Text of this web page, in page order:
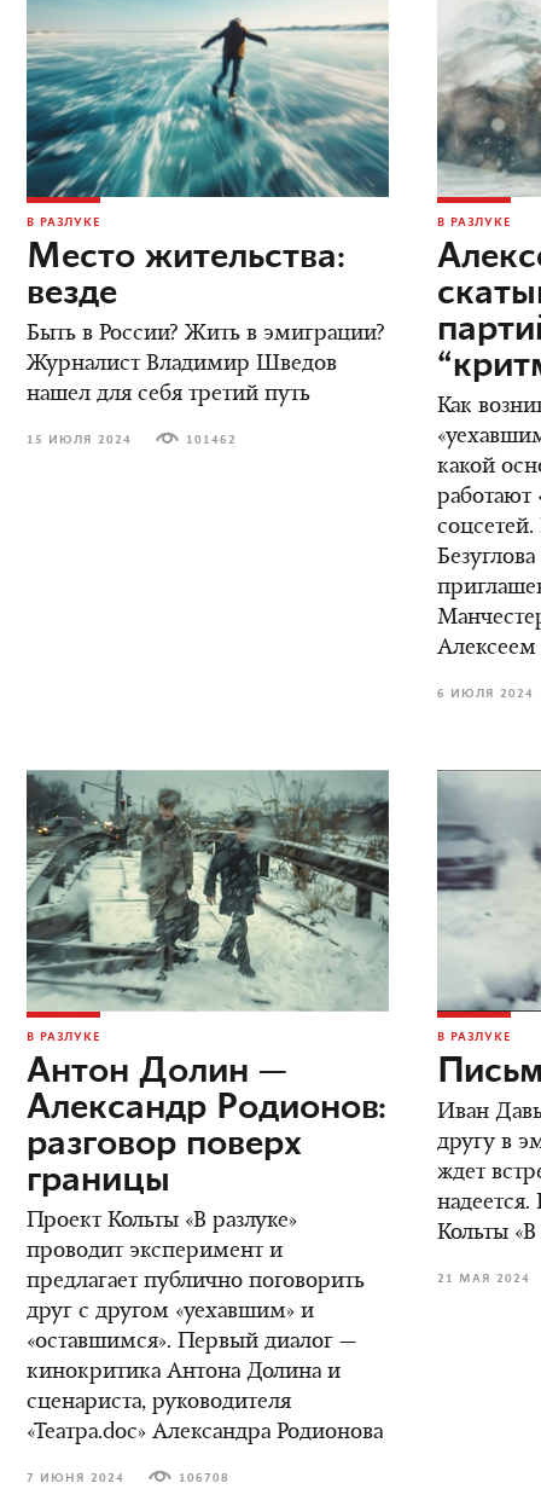
В РАЗЛУКЕ
Место жительства:
везде
Быть в России? Жить в эмиграции?
Журналист Владимир Шведов
нашел для себя третий путь
15 ИЮЛЯ 2024 101462
В РАЗЛУКЕ
Как
какой
работают
6 ИЮЛЯ 2024
В РАЗЛУКЕ
Антон Долин —
Александр Родионов:
разговор поверх
границы
Проект Кольты «В разлуке»
проводит эксперимент и
предлагает публично поговорить
друг с другом «уехавшим» и
«оставшимся». Первый диалог —
кинокритика Антона Долина и
сценариста, руководителя
«Театра.doc» Александра Родионова
7 ИЮНЯ 2024 106708
В РАЗЛУКЕ
Иван
другу в
ждет
надеется.
Кольты «В
21 МАЯ 2024